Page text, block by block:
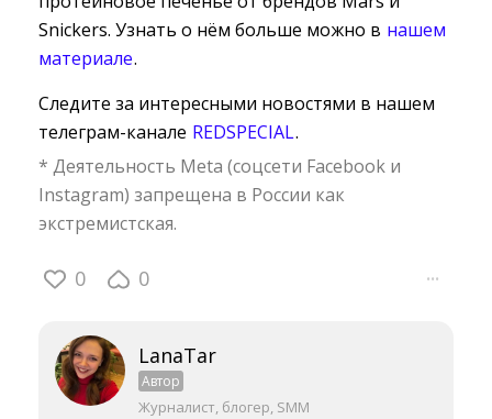
Snickers. Узнать о нём больше можно в нашем
материале.
Следите за интересными новостями в нашем
телеграм-канале REDSPECIAL.
* Деятельность Meta (соцсети Facebook и
Instagram) запрещена в России как
экстремистская.
0 0 ···
LanaTar
Автор
Журналист, блогер, SMM